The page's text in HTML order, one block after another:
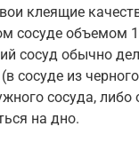
клеящие
сосуде объемом
сосуд обычно
сосуде из
сосуда,
на дно.